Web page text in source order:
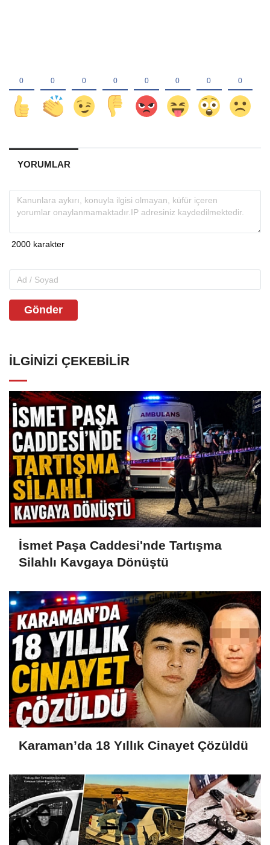
YORUMLAR
Gönder
İLGINIZI ÇEKEBILIR
İsmet Paşa Caddesi'nde Tartışma
Silahlı Kavgaya Dönüştü
Karaman’da 18 Yıllık Cinayet Çözüldü